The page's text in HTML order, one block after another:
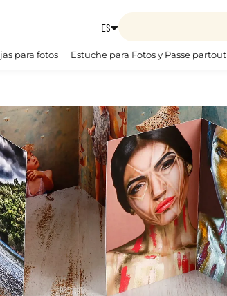
ES
para fotos Estuche para Fotos y Passe partout